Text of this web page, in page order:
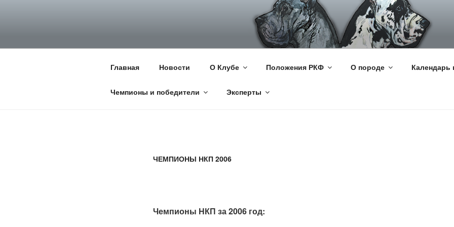
НКП НЕМЕЦКИЙ ДОГ
Официальный сайт НКП Немецкий Дог
Главная Новости О Клубе Положения РКФ О породе Календарь
Чемпионы и победители Эксперты
ЧЕМПИОНЫ НКП 2006
Чемпионы НКП за 2006 год: